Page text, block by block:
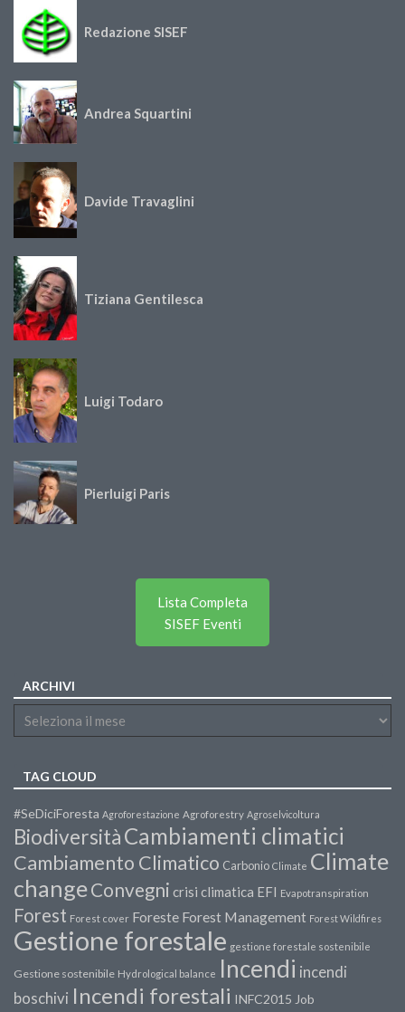
Redazione SISEF
Andrea Squartini
Davide Travaglini
Tiziana Gentilesca
Luigi Todaro
Pierluigi Paris
Lista Completa
SISEF Eventi
ARCHIVI
TAG CLOUD
#SeDiciForesta Agroforestazione Agroforestry Agroselvicoltura
BiodiversitàCambiamenti climatici
Cambiamento Climatico Carbonio Climate Climate
changeConvegni crisi climatica EFI Evapotranspiration
Forest Forest cover Foreste Forest Management Forest Wildfires
Gestione forestale gestione forestale sostenibile
Gestione sostenibile Hydrological balance Incendi incendi
boschivi Incendi forestali INFC2015 Job